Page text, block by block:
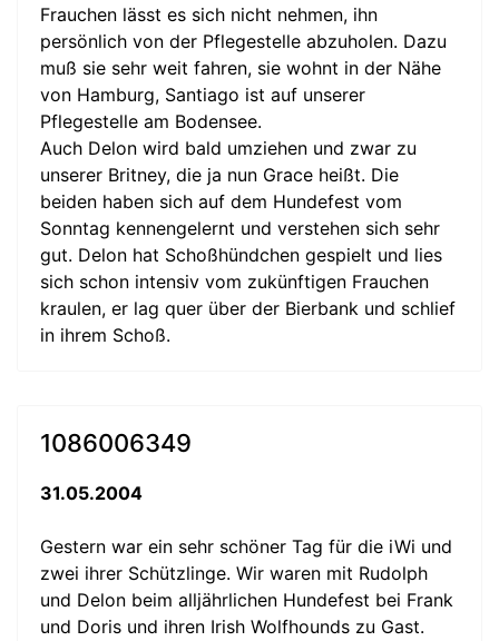
Frauchen lässt es sich nicht nehmen, ihn
persönlich von der Pflegestelle abzuholen. Dazu
muß sie sehr weit fahren, sie wohnt in der Nähe
von Hamburg, Santiago ist auf unserer
Pflegestelle am Bodensee.
Auch Delon wird bald umziehen und zwar zu
unserer Britney, die ja nun Grace heißt. Die
beiden haben sich auf dem Hundefest vom
Sonntag kennengelernt und verstehen sich sehr
gut. Delon hat Schoßhündchen gespielt und lies
sich schon intensiv vom zukünftigen Frauchen
kraulen, er lag quer über der Bierbank und schlief
in ihrem Schoß.
1086006349
31.05.2004
Gestern war ein sehr schöner Tag für die iWi und
zwei ihrer Schützlinge. Wir waren mit Rudolph
und Delon beim alljährlichen Hundefest bei Frank
und Doris und ihren Irish Wolfhounds zu Gast.